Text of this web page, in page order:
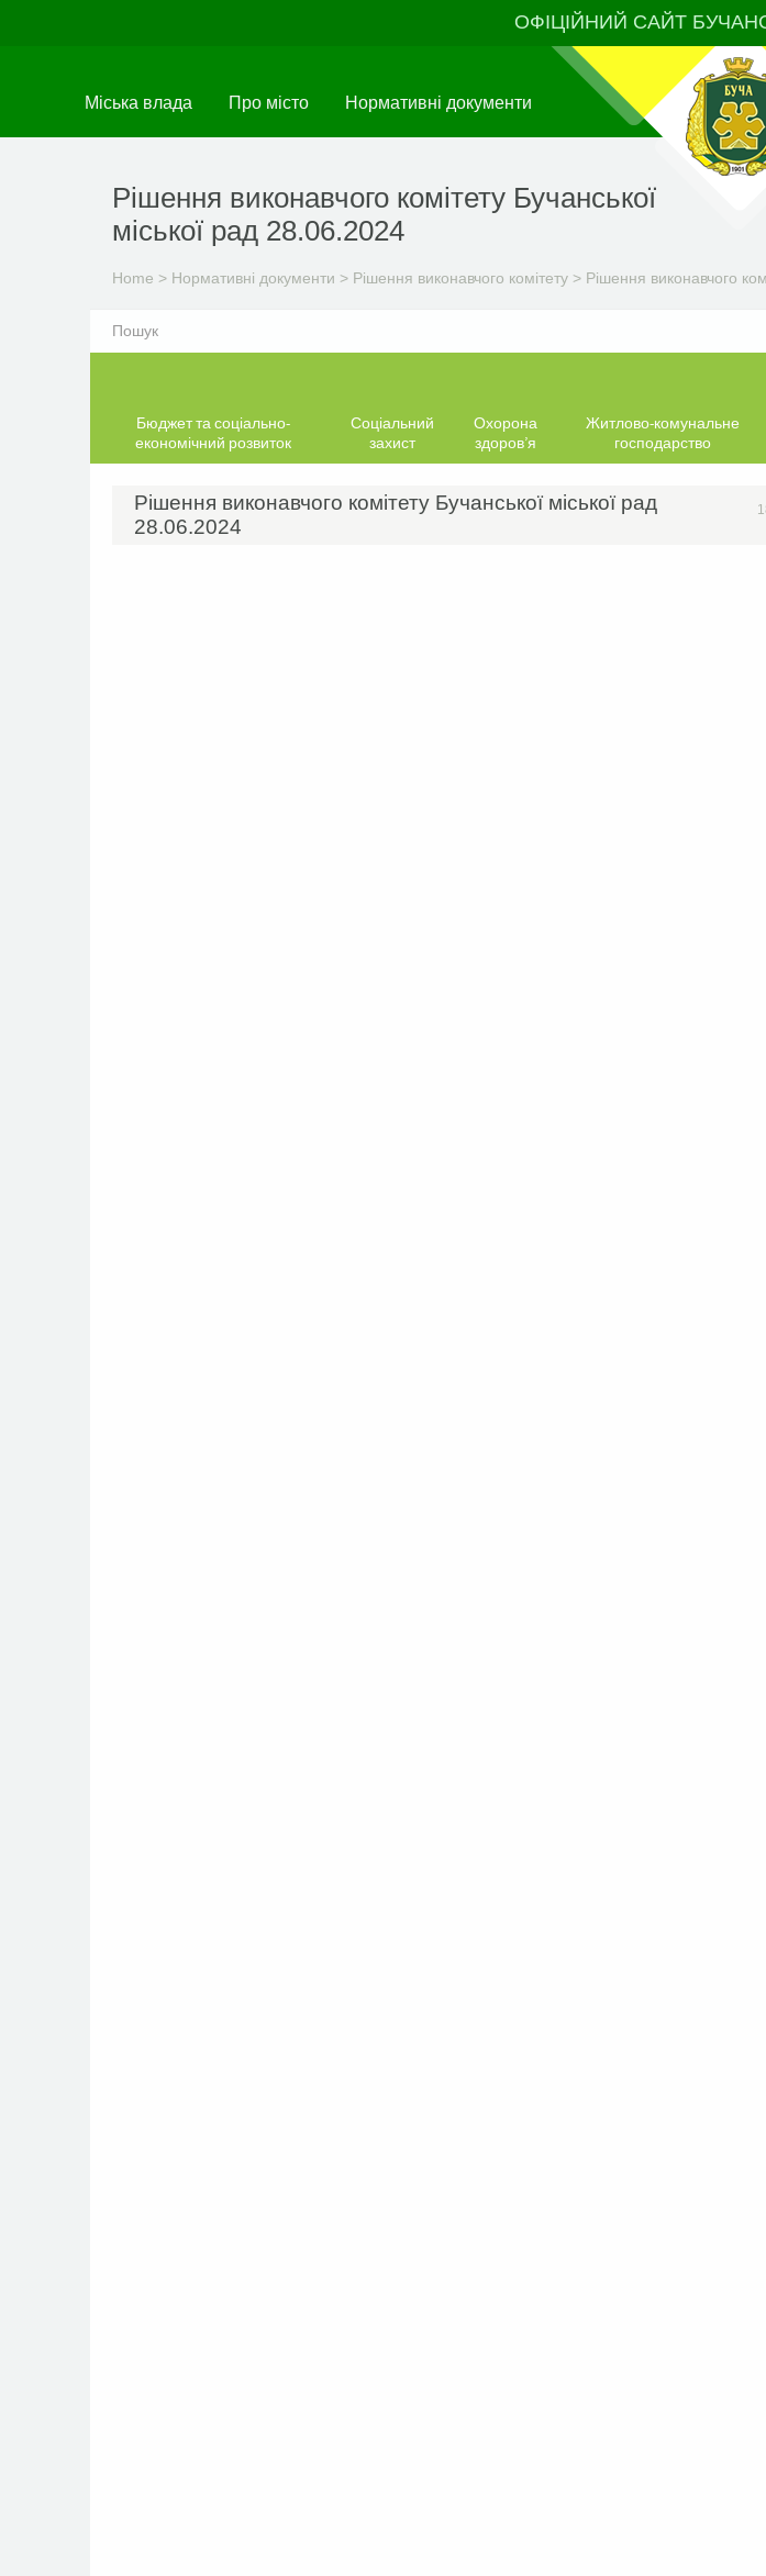
ОФІЦІЙНИЙ САЙТ
Міська влада Про місто Нормативні документи
Рішення виконавчого комітету Бучанської
міської рад 28.06.2024
Home > Нормативні документи > Рішення виконавчого комітету > Рішення виконавчого
Бюджет та соціально-
економічний розвиток
Соціальний
захист
Охорона
здоров’я
Житлово-комунальне
господарство
Рішення виконавчого комітету Бучанської міської рад
28.06.2024